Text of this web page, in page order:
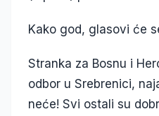
Kako god, glasovi će
Stranka za Bosnu i
odbor u Srebrenici,
neće! Svi ostali su